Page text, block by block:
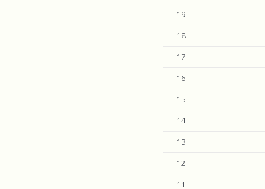
19
18
17
16
15
14
13
12
11